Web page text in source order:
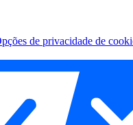
de privacidade de